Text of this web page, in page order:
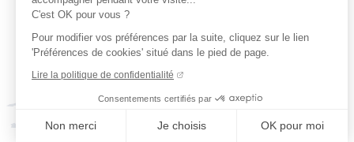
C'est OK pour vous ?
Pour modifier vos préférences par la suite, cliquez sur le lien
'Préférences de cookies' situé dans le pied de page.
Lire la politique de confidentialité
Consentements certifiés par
Non merci Je choisis OK pour moi